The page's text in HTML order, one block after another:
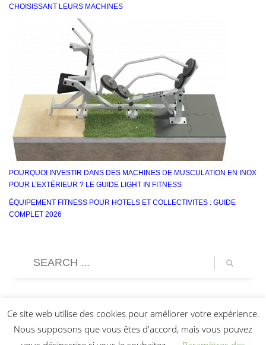
CHOISISSANT LEURS MACHINES
POURQUOI INVESTIR DANS DES MACHINES DE MUSCULATION EN INOX
POUR L’EXTÉRIEUR ? LE GUIDE LIGHT IN FITNESS
ÉQUIPEMENT FITNESS POUR HOTELS ET COLLECTIVITES : GUIDE
COMPLET 2026
Ce site web utilise des cookies pour améliorer votre expérience.
Nous supposons que vous êtes d'accord, mais vous pouvez